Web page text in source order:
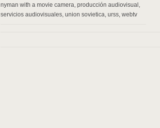
nyman with a movie camera, producción audiovisual ,
servicios audiovisuales, union sovietica, urss, webtv